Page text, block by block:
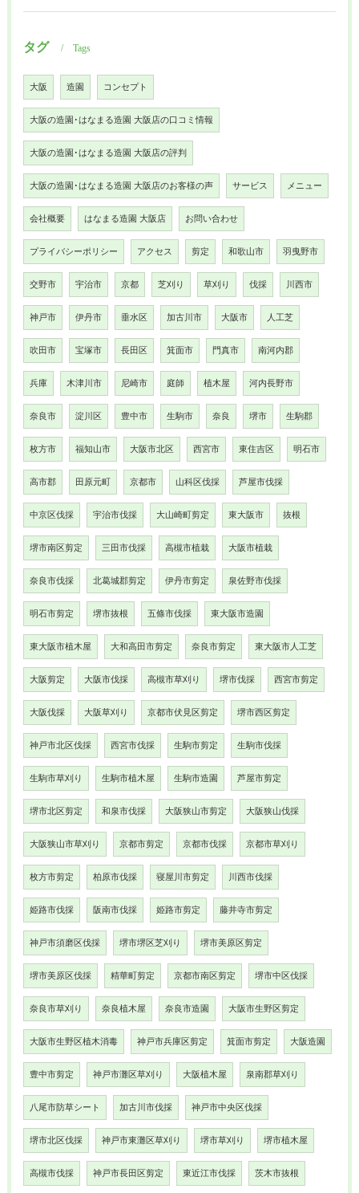
タグ Tags
大阪 造園 コンセプト
大阪の造園･はなまる造園 大阪店の口コミ情報
大阪の造園･はなまる造園 大阪店の評判
大阪の造園･はなまる造園 大阪店のお客様の声 サービス メニュー
会社概要 はなまる造園 大阪店 お問い合わせ
プライバシーポリシー アクセス 剪定 和歌山市 羽曳野市
交野市 宇治市 京都 芝刈り 草刈り 伐採 川西市
神戸市 伊丹市 垂水区 加古川市 大阪市 人工芝
吹田市 宝塚市 長田区 箕面市 門真市 南河内郡
兵庫 木津川市 尼崎市 庭師 植木屋 河内長野市
奈良市 淀川区 豊中市 生駒市 奈良 堺市 生駒郡
枚方市 福知山市 大阪市北区 西宮市 東住吉区 明石市
高市郡 田原元町 京都市 山科区伐採 芦屋市伐採
中京区伐採 宇治市伐採 大山崎町剪定 東大阪市 抜根
堺市南区剪定 三田市伐採 高槻市植栽 大阪市植栽
奈良市伐採 北葛城郡剪定 伊丹市剪定 泉佐野市伐採
明石市剪定 堺市抜根 五條市伐採 東大阪市造園
東大阪市植木屋 大和高田市剪定 奈良市剪定 東大阪市人工芝
大阪剪定 大阪市伐採 高槻市草刈り 堺市伐採 西宮市剪定
大阪伐採 大阪草刈り 京都市伏見区剪定 堺市西区剪定
神戸市北区伐採 西宮市伐採 生駒市剪定 生駒市伐採
生駒市草刈り 生駒市植木屋 生駒市造園 芦屋市剪定
堺市北区剪定 和泉市伐採 大阪狭山市剪定 大阪狭山伐採
大阪狭山市草刈り 京都市剪定 京都市伐採 京都市草刈り
枚方市剪定 柏原市伐採 寝屋川市剪定 川西市伐採
姫路市伐採 阪南市伐採 姫路市剪定 藤井寺市剪定
神戸市須磨区伐採 堺市堺区芝刈り 堺市美原区剪定
堺市美原区伐採 精華町剪定 京都市南区剪定 堺市中区伐採
奈良市草刈り 奈良植木屋 奈良市造園 大阪市生野区剪定
大阪市生野区植木消毒 神戸市兵庫区剪定 箕面市剪定 大阪造園
豊中市剪定 神戸市灘区草刈り 大阪植木屋 泉南郡草刈り
八尾市防草シート 加古川市伐採 神戸市中央区伐採
堺市北区伐採 神戸市東灘区草刈り 堺市草刈り 堺市植木屋
高槻市伐採 神戸市長田区剪定 東近江市伐採 茨木市抜根